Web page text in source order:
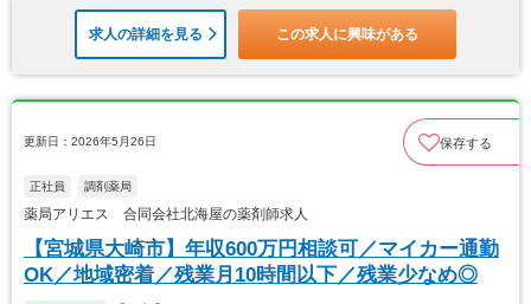
求人の詳細を見る この求人に興味がある
更新日：2026年5月26日 保存する
正社員 調剤薬局
薬局アリエス 合同会社北海屋の薬剤師求人
【宮城県大崎市】年収600万円相談可／マイカー通勤
OK／地域密着／残業月10時間以下／残業少なめ◎